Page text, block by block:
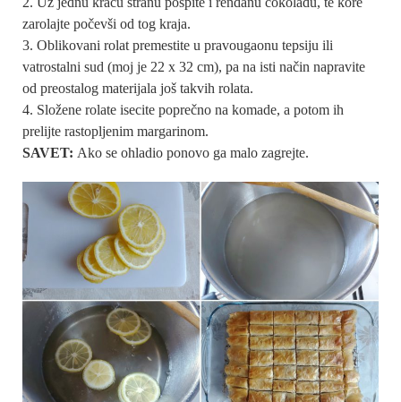
zarolajte počevši od tog kraja.
Oblikovani rolat premestite u pravougaonu tepsiju ili
vatrostalni sud (moj je 22 x 32 cm), pa na isti način napravite
od preostalog materijala još takvih rolata.
Složene rolate isecite poprečno na komade, a potom ih
prelijte rastopljenim margarinom.
SAVET: Ako se ohladio ponovo ga malo zagrejte.